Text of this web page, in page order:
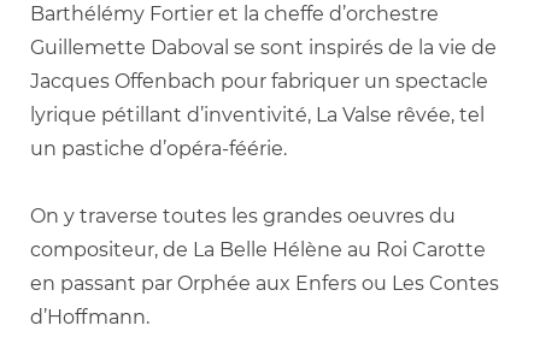
Barthélémy Fortier et la cheffe d’orchestre
Guillemette Daboval se sont inspirés de la vie de
Jacques Offenbach pour fabriquer un spectacle
lyrique pétillant d’inventivité, La Valse rêvée, tel
un pastiche d’opéra-féérie.
On y traverse toutes les grandes oeuvres du
compositeur, de La Belle Hélène au Roi Carotte
en passant par Orphée aux Enfers ou Les Contes
d’Hoffmann.